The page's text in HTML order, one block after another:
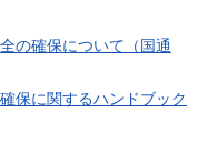
の確保について（国通
保に関するハンドブック